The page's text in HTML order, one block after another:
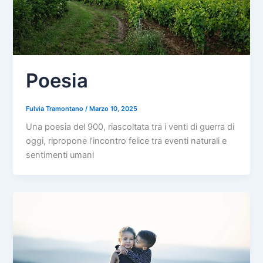
Poesia
Fulvia Tramontano/Marzo 10, 2025
Una poesia del 900, riascoltata tra i venti di guerra di
oggi, ripropone l’incontro felice tra eventi naturali e
sentimenti umani